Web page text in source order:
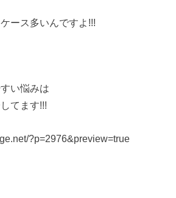
ース多いんですよ!!!
い悩みは
てます!!!
?p=2976&preview=true